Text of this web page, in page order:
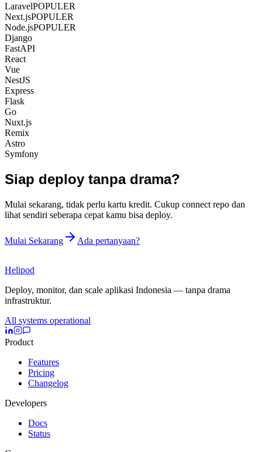
LaravelPOPULER
Next.jsPOPULER
Node.jsPOPULER
Django
FastAPI
React
Vue
NestJS
Express
Flask
Go
Nuxt.js
Remix
Astro
Symfony
Siap deploy tanpa drama?
Mulai sekarang, tidak perlu kartu kredit. Cukup connect repo dan
lihat sendiri seberapa cepat kamu bisa deploy.
Mulai Sekarang Ada pertanyaan?
Helipod
Deploy, monitor, dan scale aplikasi Indonesia — tanpa drama
infrastruktur.
All systems operational
Product
Features
Pricing
Changelog
Developers
Docs
Status